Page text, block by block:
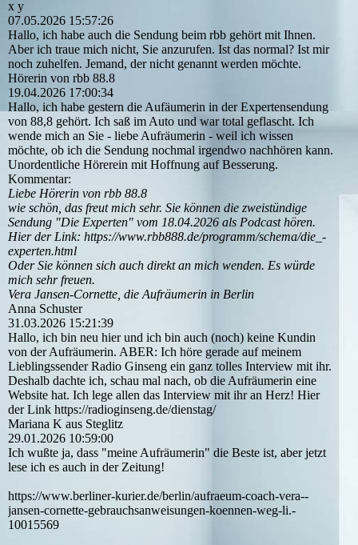
x y
07.05.2026 15:57:26
Hallo, ich habe auch die Sendung beim rbb gehört mit Ihnen.
Aber ich traue mich nicht, Sie anzurufen. Ist das normal? Ist mir
noch zuhelfen. Jemand, der nicht genannt werden möchte.
Hörerin von rbb 88.8
19.04.2026 17:00:34
Hallo, ich habe gestern die Aufäumerin in der Expertensendung
von 88,8 gehört. Ich saß im Auto und war total geflascht. Ich
wende mich an Sie - liebe Aufräumerin - weil ich wissen
möchte, ob ich die Sendung nochmal irgendwo nachhören kann.
Unordentliche Hörerein mit Hoffnung auf Besserung.
Kommentar:
Liebe Hörerin von rbb 88.8
wie schön, das freut mich sehr. Sie können die zweistündige
Sendung "Die Experten" vom 18.04.2026 als Podcast hören.
Hier der Link: https:­//­www.­rbb888.­de/­programm/­schema/­die_­
experten.­html
Oder Sie können sich auch direkt an mich wenden. Es würde
mich sehr freuen.
Vera Jansen-Cornette, die Aufräumerin in Berlin
Anna Schuster
31.03.2026 15:21:39
Hallo, ich bin neu hier und ich bin auch (noch) keine Kundin
von der Aufräumerin. ABER: Ich höre gerade auf meinem
Lieblingssender Radio Ginseng ein ganz tolles Interview mit ihr.
Deshalb dachte ich, schau mal nach, ob die Aufräumerin eine
Website hat. Ich lege allen das Interview mit ihr an Herz! Hier
der Link https:­//­radioginseng.­de/­dienstag/­
Mariana K aus Steglitz
29.01.2026 10:59:00
Ich wußte ja, dass "meine Aufräumerin" die Beste ist, aber jetzt
lese ich es auch in der Zeitung!
https:­­/­/­­www.­­berliner-­­kurier.­­de/­­berlin/­­aufraeum-­­coach-­­vera-­­
jansen-­­cornette-­­gebrauchsanweisungen-­­koennen-­­weg-­­li.­­
10015569